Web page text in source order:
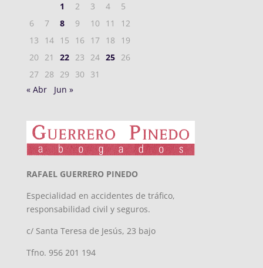
1
2 3 4
5
6
7 8 9 10 11
12
13
14 15 16 17 18
19
20
21 22 23 24 25 26
27
28 29 30
31
« Abr
Jun »
RAFAEL GUERRERO PINEDO
Especialidad en accidentes de tráfico,
responsabilidad civil y seguros.
c/ Santa Teresa de Jesús, 23 bajo
Tfno. 956 201 194